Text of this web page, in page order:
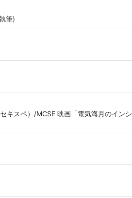
筆)
スペ）/MCSE 映画「電気海月のインシ